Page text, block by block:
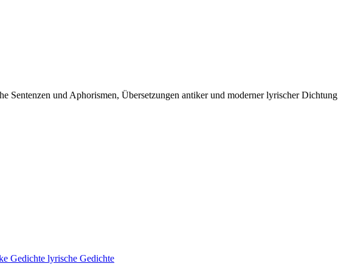
Sentenzen und Aphorismen, Übersetzungen antiker und moderner lyrischer Dichtung
Gedichte lyrische Gedichte